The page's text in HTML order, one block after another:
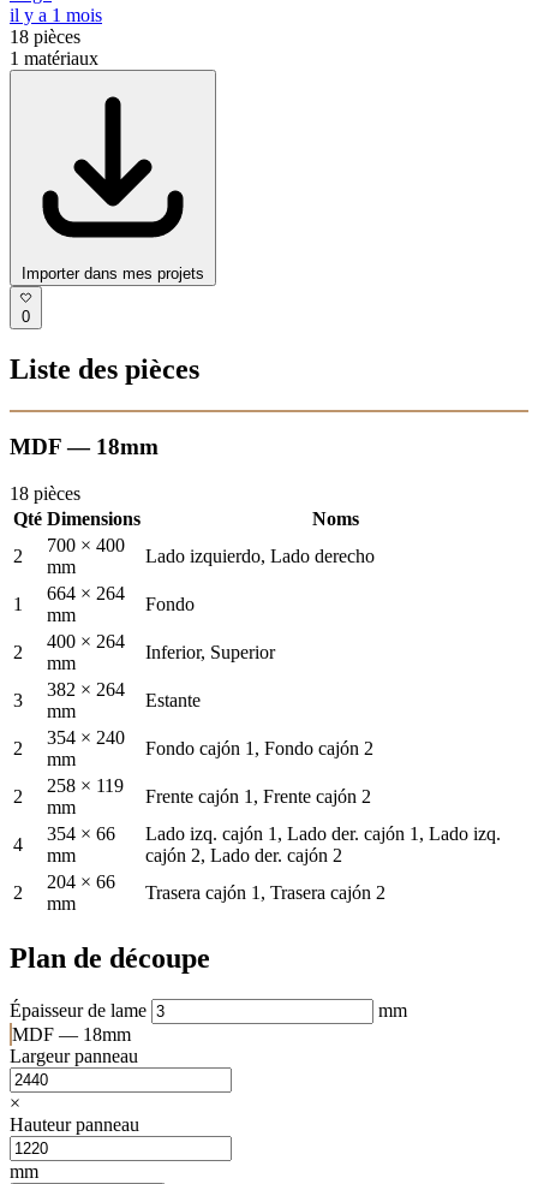
il y a 1 mois
18 pièces
1 matériaux
Importer dans mes projets
0
Liste des pièces
MDF — 18mm
18 pièces
Qté Dimensions
Noms
2
700 × 400
mm
Lado izquierdo, Lado derecho
1
664 × 264
mm
Fondo
2
400 × 264
mm
Inferior, Superior
3
382 × 264
mm
Estante
2
354 × 240
mm
Fondo cajón 1, Fondo cajón 2
2
258 × 119
mm
Frente cajón 1, Frente cajón 2
4
354 × 66
mm
Lado izq. cajón 1, Lado der. cajón 1, Lado izq.
cajón 2, Lado der. cajón 2
2
204 × 66
mm
Trasera cajón 1, Trasera cajón 2
Plan de découpe
Épaisseur de lame
mm
MDF — 18mm
Largeur panneau
×
Hauteur panneau
mm